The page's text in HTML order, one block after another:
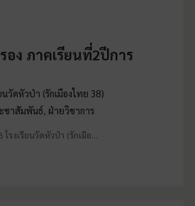
ง ภาคเรียนที่2ปีการ
วัดหัวป่า (รักเมืองไทย 38)
ชาสัมพันธ์, ฝ่ายวิชาการ
รงเรียนวัดหัวป่า (รักเมือ…